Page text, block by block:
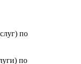
по
по